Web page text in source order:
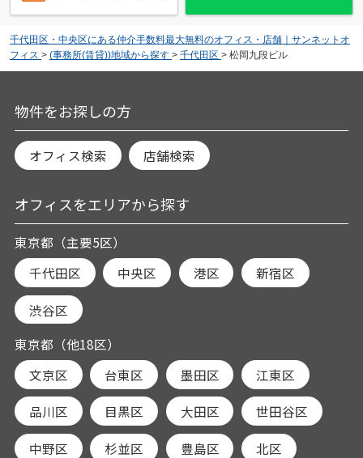
千代田区・中央区にある仲介手数料最大無料のオフィス・店舗｜サンネットオ
フィス > (事務所(賃貸))地域から探す > 千代田区 > 松岡九段ビル
物件をお探しの方
オフィス検索 店舗検索
オフィスをエリアから探す
東京都（主要5区）
千代田区
中央区 港区 新宿区
渋谷区
東京都（他18区）
文京区
台東区 墨田区 江東区
品川区 目黒区 大田区 世田谷区
中野区 杉並区 豊島区 北区